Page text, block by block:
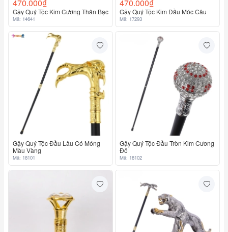
470.000₫
Gậy Quý Tộc Kim Cương Thân Bạc
Mã: 14641
470.000₫
Gậy Quý Tộc Kim Đầu Móc Câu
Mã: 17293
Gậy Quý Tộc Đầu Lâu Có Móng
Màu Vàng
Mã: 18101
Gậy Quý Tộc Đầu Tròn Kim Cương
Đỏ
Mã: 18102